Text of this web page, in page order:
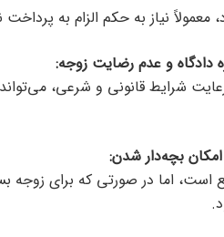
معمولاً نیاز به حکم الزام به
دادگاه و عدم رضایت زوجه:
شرایط قانونی و شرعی،
بچه‌دار شدن:
است، اما در صورتی که برای زوجه